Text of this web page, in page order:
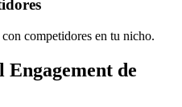
competidores en tu nicho.
Engagement de